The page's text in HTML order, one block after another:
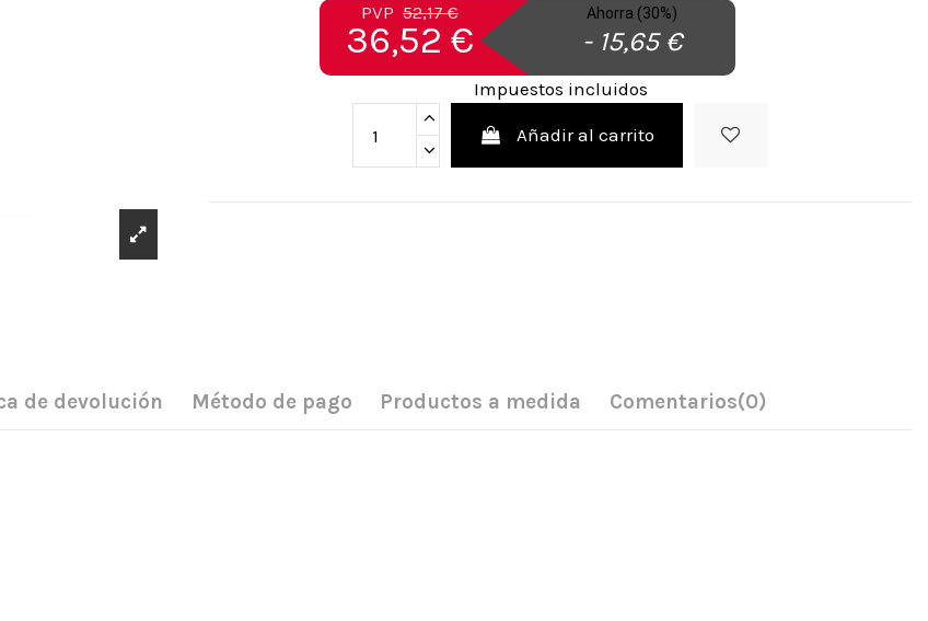
PVP 52,17 €
36,52 €
Ahorra (30%)
- 15,65 €
Impuestos incluidos
Añadir al carrito
de devolución Método de pago Productos a medida Comentarios(0)